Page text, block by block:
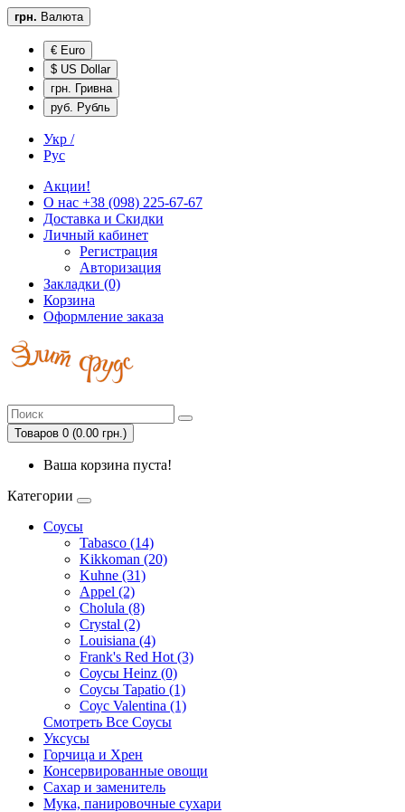
грн. Валюта
€ Euro
$ US Dollar
грн. Гривна
руб. Рубль
Укр /
Рус
Акции!
О нас +38 (098) 225-67-67
Доставка и Скидки
Личный кабинет
Регистрация
Авторизация
Закладки (0)
Корзина
Оформление заказа
Товаров 0 (0.00 грн.)
Ваша корзина пуста!
Категории
Соусы
Tabasco (14)
Kikkoman (20)
Kuhne (31)
Appel (2)
Cholula (8)
Crystal (2)
Louisiana (4)
Frank's Red Hot (3)
Соусы Heinz (0)
Соусы Tapatio (1)
Соус Valentina (1)
Смотреть Все Соусы
Уксусы
Горчица и Хрен
Консервированные овощи
Сахар и заменитель
Мука, панировочные сухари